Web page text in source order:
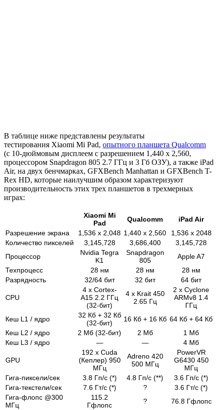
В таблице ниже представлены результаты
тестирования Xiaomi Mi Pad, опытного планшета Qualcomm
(с 10-дюймовым дисплеем с разрешением 1,440 x 2,560,
процессором Snapdragon 805 2.7 ГГц и 3 Гб ОЗУ), а также iPad
Air, на двух бенчмарках, GFXBench Manhattan и GFXBench T-
Rex HD, которые наилучшим образом характеризуют
производительность этих трех планшетов в трехмерных
играх:
Xiaomi Mi
Pad
Qualcomm
iPad Air
Разрешение экрана
1,536 x 2,048 1,440 x 2,560
1,536 x 2048
Количество пикселей
3,145,728 3,686,400
3,145,728
Процессор
Nvidia Tegra
K1
Snapdragon
805
Apple A7
Техпроцесс
28 нм 28 нм
28 нм
Разрядность
32/64 бит 32 бит 64 бит
CPU
4 x Cortex-
A15 2.2 ГГц
(32-бит)
4 x Krait 450
2.65 Гц
2 x Cyclone
ARMv8 1.4
ГГц
Кеш L1 / ядро
32 Кб + 32 Кб
(32-бит)
16 Кб + 16 Кб 64 Кб + 64 Кб
Кеш L2 / ядро
2 Мб (32-бит) 2 Мб
1 Мб
Кеш L3 / ядро
— — 4 Мб
GPU
192 x Cuda
(Кеплер) 950
МГц
Adreno 420
500 МГц
PowerVR
G6430 450
МГц
Гига-пиксели/сек
3.8 Гп/с (*) 4.8 Гп/с (**)
3.6 Гп/с (*)
Гига-текстели/сек
7.6 Гт/с (*) ?
3.6 Гт/с (*)
Гига-флопс @300
МГц
115.2
Гфлопс
? 76.8 Гфлопс